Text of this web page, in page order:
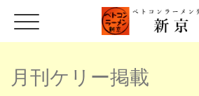
月刊ケリー掲載